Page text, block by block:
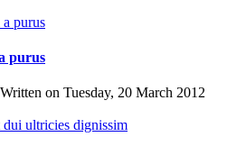
purus
Written on Tuesday, 20 March 2012